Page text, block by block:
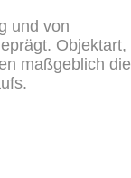
und von
Objektart,
maßgeblich die